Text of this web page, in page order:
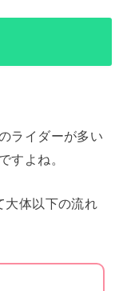
ライダーが多い
すよね。
大体以下の流れ